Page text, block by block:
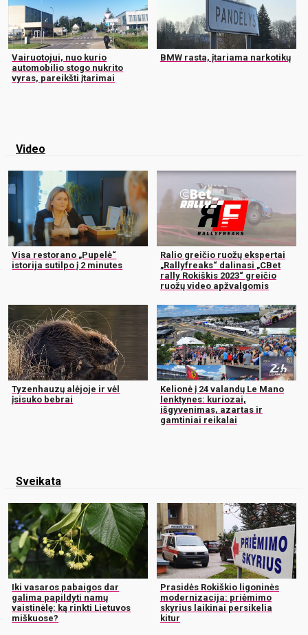
Vairuotojui, nuo kurio
automobilio stogo nukrito
vyras, pareikšti įtarimai
BMW rasta, įtariama narkotikų
Video
Visa restorano „Pupelė“
istorija sutilpo į 2 minutes
Ralio greičio ruožų ekspertai
„Rallyfreaks“ dalinasi „CBet
rally Rokiškis 2023“ greičio
ruožų video apžvalgomis
Tyzenhauzų alėjoje ir vėl
įsisuko bebrai
Kelionė į 24 valandų Le Mano
lenktynes: kuriozai,
išgyvenimas, azartas ir
gamtiniai reikalai
Sveikata
Iki vasaros pabaigos dar
galima papildyti namų
vaistinėlę: ką rinkti Lietuvos
miškuose?
Prasidės Rokiškio ligoninės
modernizacija: priėmimo
skyrius laikinai persikelia
kitur